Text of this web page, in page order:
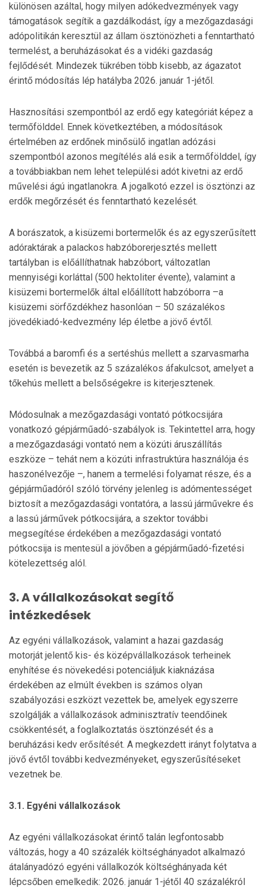
különösen azáltal, hogy milyen adókedvezmények vagy
támogatások segítik a gazdálkodást, így a mezőgazdasági
adópolitikán keresztül az állam ösztönözheti a fenntartható
termelést, a beruházásokat és a vidéki gazdaság
fejlődését. Mindezek tükrében több kisebb, az ágazatot
érintő módosítás lép hatályba 2026. január 1-jétől.
Hasznosítási szempontból az erdő egy kategóriát képez a
termőfölddel. Ennek következtében, a módosítások
értelmében az erdőnek minősülő ingatlan adózási
szempontból azonos megítélés alá esik a termőfölddel, így
a továbbiakban nem lehet települési adót kivetni az erdő
művelési ágú ingatlanokra. A jogalkotó ezzel is ösztönzi az
erdők megőrzését és fenntartható kezelését.
A borászatok, a kisüzemi bortermelők és az egyszerűsített
adóraktárak a palackos habzóborerjesztés mellett
tartályban is előállíthatnak habzóbort, változatlan
mennyiségi korláttal (500 hektoliter évente), valamint a
kisüzemi bortermelők által előállított habzóborra –a
kisüzemi sörfőzdékhez hasonlóan – 50 százalékos
jövedékiadó-kedvezmény lép életbe a jövő évtől.
Továbbá a baromfi és a sertéshús mellett a szarvasmarha
esetén is bevezetik az 5 százalékos áfakulcsot, amelyet a
tőkehús mellett a belsőségekre is kiterjesztenek.
Módosulnak a mezőgazdasági vontató pótkocsijára
vonatkozó gépjárműadó-szabályok is. Tekintettel arra, hogy
a mezőgazdasági vontató nem a közúti áruszállítás
eszköze – tehát nem a közúti infrastruktúra használója és
haszonélvezője –, hanem a termelési folyamat része, és a
gépjárműadóról szóló törvény jelenleg is adómentességet
biztosít a mezőgazdasági vontatóra, a lassú járművekre és
a lassú járművek pótkocsijára, a szektor további
megsegítése érdekében a mezőgazdasági vontató
pótkocsija is mentesül a jövőben a gépjárműadó-fizetési
kötelezettség alól.
3. A vállalkozásokat segítő
intézkedések
Az egyéni vállalkozások, valamint a hazai gazdaság
motorját jelentő kis- és középvállalkozások terheinek
enyhítése és növekedési potenciáljuk kiaknázása
érdekében az elmúlt években is számos olyan
szabályozási eszközt vezettek be, amelyek egyszerre
szolgálják a vállalkozások adminisztratív teendőinek
csökkentését, a foglalkoztatás ösztönzését és a
beruházási kedv erősítését. A megkezdett irányt folytatva a
jövő évtől további kedvezményeket, egyszerűsítéseket
vezetnek be.
3.1. Egyéni vállalkozások
Az egyéni vállalkozásokat érintő talán legfontosabb
változás, hogy a 40 százalék költséghányadot alkalmazó
átalányadózó egyéni vállalkozók költséghányada két
lépcsőben emelkedik: 2026. január 1-jétől 40 százalékról